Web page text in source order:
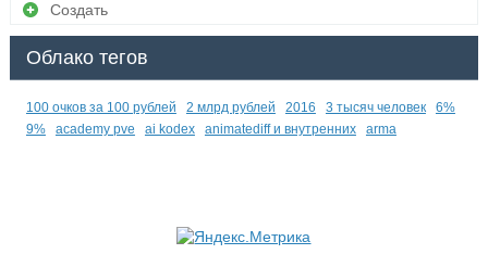
Создать
Облако тегов
100 очков за 100 рублей 2 млрд рублей 2016 3 тысяч человек
6%
9%
academy pve ai kodex animatediff и внутренних arma